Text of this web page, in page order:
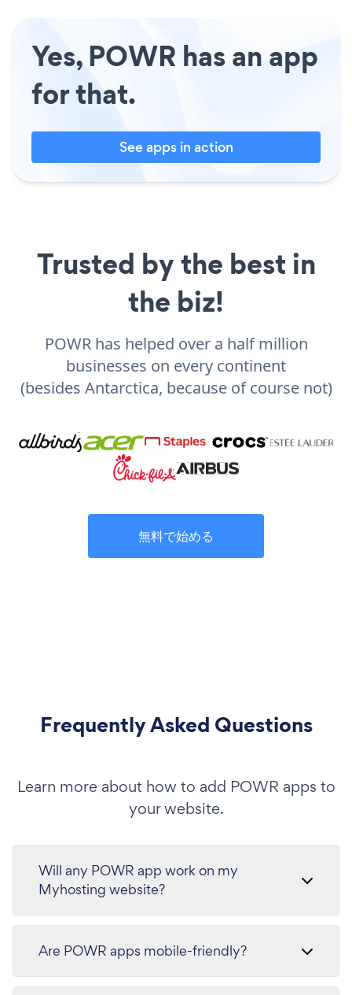
Yes, POWR has an app
for that.
See apps in action
Trusted by the best in
the biz!
POWR has helped over a half million
businesses on every continent
(besides Antarctica, because of course not)
無料で始める
Frequently Asked Questions
Learn more about how to add POWR apps to
your website.
Will any POWR app work on my
Myhosting website?
Are POWR apps mobile-friendly?